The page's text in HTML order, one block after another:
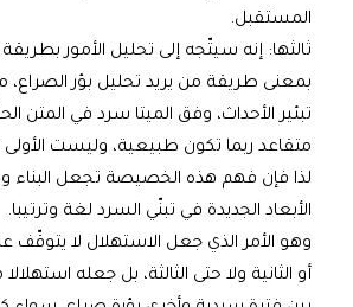
المستقبل.
ثالثها: إنه سيتّجه إلى تحليل الأمور بطريقة
بمعنى طريقة من يريد تحليل بؤر الصراع،
تبئير الأحداث، وفق الميتا سرد في المتن
متقاعد ربما تكون طبيعية، وليست الأولى
لذا فإن فهم هذه الخصيصة تجعل البناء
الأبعاد الجديدة في تبنّي السرد لغة وترتيبا.
وهو الأمر الذي جعل الاستهلال لا يتوقّف
أو الثانية ولا حتى الثالثة، بل جعله